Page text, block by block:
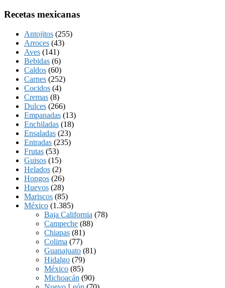
Recetas mexicanas
Antojitos (255)
Arroces (43)
Aves (141)
Bebidas (6)
Caldos (60)
Carnes (252)
Cocidos (4)
Cremas (8)
Dulces (266)
Empanadas (13)
Enchiladas (18)
Ensaladas (23)
Entradas (235)
Frutas (53)
Guisos (15)
Helados (2)
Hongos (26)
Huevos (28)
Mariscos (85)
México (1.385)
Baja California (78)
Campeche (88)
Chiapas (81)
Colima (77)
Guanajuato (81)
Hidalgo (79)
México (85)
Michoacán (90)